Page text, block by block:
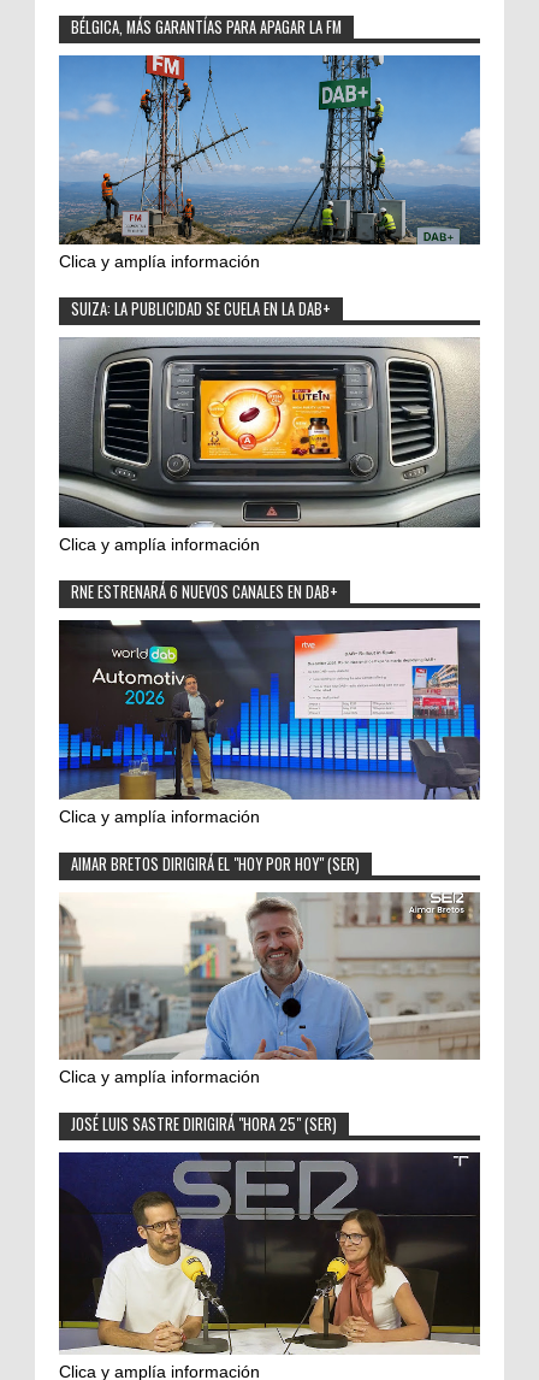
BÉLGICA, MÁS GARANTÍAS PARA APAGAR LA FM
Clica y amplía información
SUIZA: LA PUBLICIDAD SE CUELA EN LA DAB+
Clica y amplía información
RNE ESTRENARÁ 6 NUEVOS CANALES EN DAB+
Clica y amplía información
AIMAR BRETOS DIRIGIRÁ EL "HOY POR HOY" (SER)
Clica y amplía información
JOSÉ LUIS SASTRE DIRIGIRÁ "HORA 25" (SER)
Clica y amplía información